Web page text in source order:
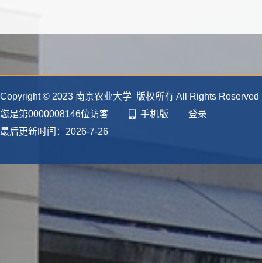
(2)
授
种
全
地
点
Copyright © 2023 南京农业大学 版权所有 All Rights
您是第0000008146位访客 手机版
登录
最后更新时间： 2026-7-26